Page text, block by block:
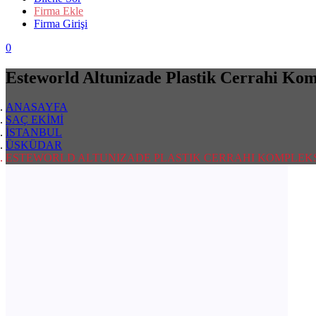
Firma Ekle
Firma Girişi
0
Esteworld Altunizade Plastik Cerrahi
ANASAYFA
SAÇ EKİMİ
İSTANBUL
ÜSKÜDAR
ESTEWORLD ALTUNIZADE PLASTIK CERRAHI